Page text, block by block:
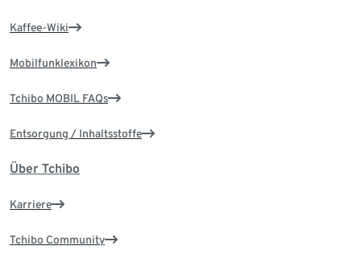
Kaffee-Wiki
Mobilfunklexikon
Tchibo MOBIL FAQs
Entsorgung / Inhaltsstoffe
Über Tchibo
Karriere
Tchibo Community